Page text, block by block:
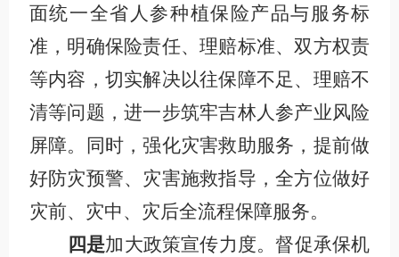
面统一全省人参种植保险产品与服务标
准，明确保险责任、理赔标准、双方权责
等内容，切实解决以往保障不足、理赔不
清等问题，进一步筑牢吉林人参产业风险
屏障。同时，强化灾害救助服务，提前做
好防灾预警、灾害施救指导，全方位做好
灾前、灾中、灾后全流程保障服务。
四是加大政策宣传力度。督促承保机